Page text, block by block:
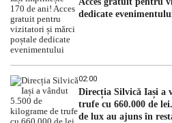
dedicate
02:00
Direcția Silvică Iași a
trufe cu 660.000 de
de lux au ajuns în